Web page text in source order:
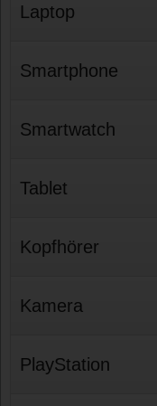
Laptop
Smartphone
Smartwatch
Tablet
Kopfhörer
Kamera
PlayStation